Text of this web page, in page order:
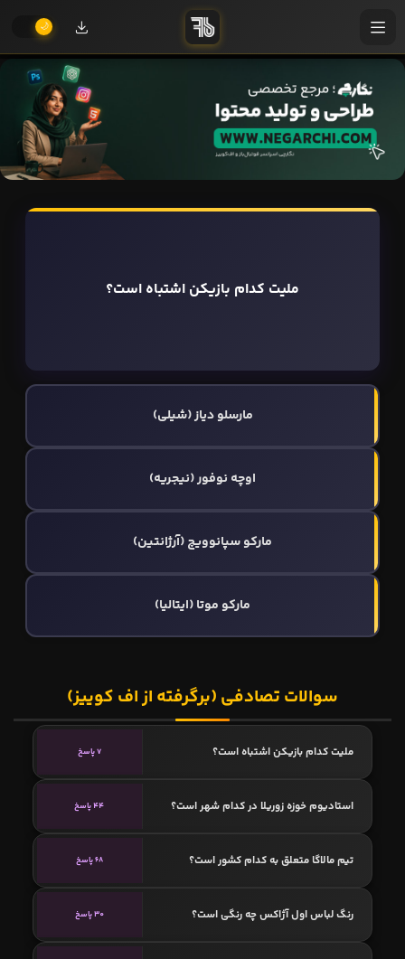
ملیت کدام بازیکن اشتباه است؟
مارسلو دیاز (شیلی)
اوچه نوفور (نیجریه)
مارکو سپانوویچ (آرژانتین)
مارکو موتا (ایتالیا)
سوالات تصادفی (برگرفته از اف کوییز)
ملیت کدام بازیکن اشتباه است؟ 7 پاسخ
استادیوم خوزه زوریلا در کدام شهر است؟ 44 پاسخ
تیم مالاگا متعلق به کدام کشور است؟ 68 پاسخ
رنگ لباس اول آژاکس چه رنگی است؟ 30 پاسخ